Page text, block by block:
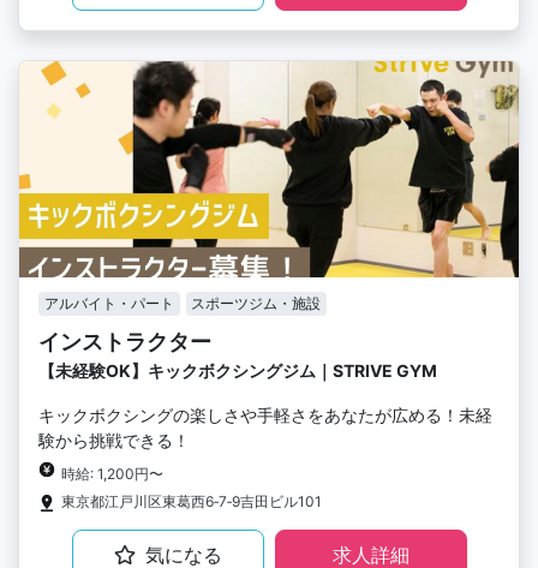
アルバイト・パート スポーツジム・施設
インストラクター
【未経験OK】キックボクシングジム｜STRIVE GYM
キックボクシングの楽しさや手軽さをあなたが広める！未経
験から挑戦できる！
時給: 1,200円〜
東京都江戸川区東葛西6‐7‐9吉田ビル101
気になる 求人詳細